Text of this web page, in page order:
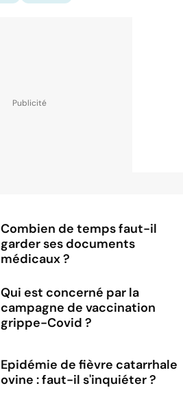
Combien de temps faut-il
garder ses documents
médicaux ?
Qui est concerné par la
campagne de vaccination
grippe-Covid ?
Epidémie de fièvre catarrhale
ovine : faut-il s'inquiéter ?